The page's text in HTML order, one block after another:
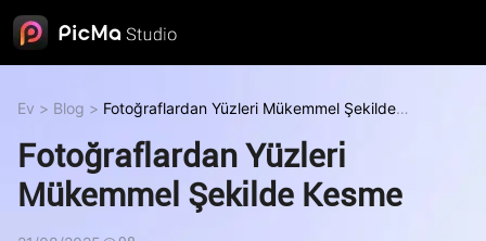
Ev > Blog > Fotoğraflardan Yüzleri Mükemmel Şekilde
Fotoğraflardan Yüzleri
Mükemmel Şekilde Kesme